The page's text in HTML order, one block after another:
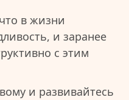
в жизни
и заранее
с этим
и развивайтесь